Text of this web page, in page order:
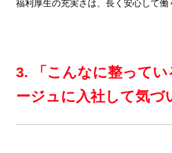
福利厚生の充実さは、長く安心して働
3. 「こんなに整って
ージュに入社して気づ